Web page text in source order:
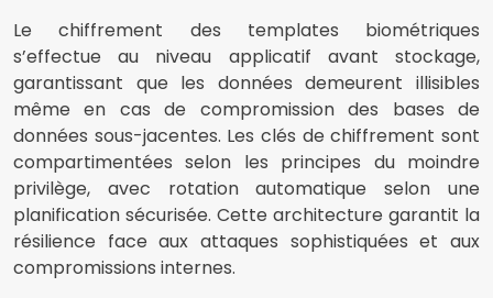
Le chiffrement des templates biométriques
s’effectue au niveau applicatif avant stockage,
garantissant que les données demeurent illisibles
même en cas de compromission des bases de
données sous-jacentes. Les clés de chiffrement sont
compartimentées selon les principes du moindre
privilège, avec rotation automatique selon une
planification sécurisée. Cette architecture garantit la
résilience face aux attaques sophistiquées et aux
compromissions internes.